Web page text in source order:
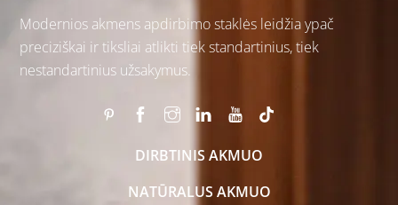
Modernios akmens apdirbimo staklės leidžia ypač
preciziškai ir tiksliai atlikti tiek standartinius, tiek
nestandartinius užsakymus.
DIRBTINIS AKMUO
NATŪRALUS AKMUO